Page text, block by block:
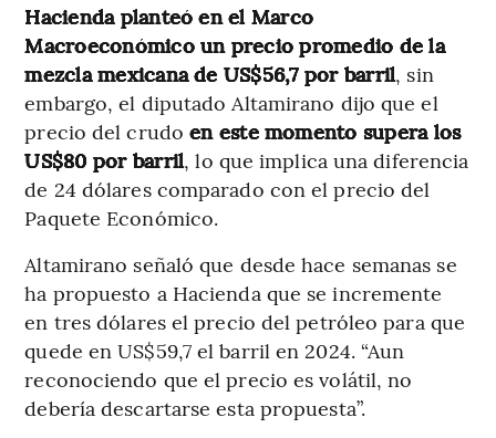
Hacienda planteó en el Marco
Macroeconómico un precio promedio de la
mezcla mexicana de US$56,7 por barril, sin
embargo, el diputado Altamirano dijo que el
precio del crudoen este momento supera los
US$80 por barril, lo que implica una diferencia
de 24 dólares comparado con el precio del
Paquete Económico.
Altamirano señaló que desde hace semanas se
ha propuesto a Hacienda que se incremente
en tres dólares el precio del petróleo para que
quede en US$59,7 el barril en 2024. “Aun
reconociendo que el precio es volátil, no
debería descartarse esta propuesta”.